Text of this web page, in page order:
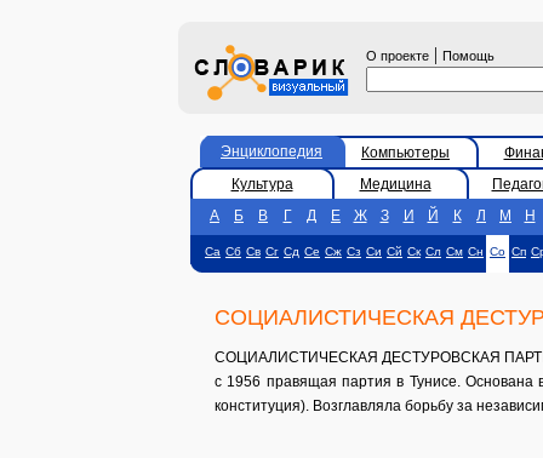
О проекте | Помощь
Энциклопедия Компьютеры
Культура
Медицина
А
Б В Г Д Е Ж З И Й К Л М Н
Са Сб Св Сг Сд Се Сж Сз Си Сй Ск Сл См Сн Со Сп
СОЦИАЛИСТИЧЕСКАЯ
СОЦИАЛИСТИЧЕСКАЯ ДЕСТУРОВСКАЯ ПАРТИЯ
с 1956 правящая партия в Тунисе. Основана
конституция). Возглавляла борьбу за